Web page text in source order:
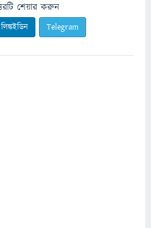
শেয়ার করুন
লিঙ্কইডিন Telegram